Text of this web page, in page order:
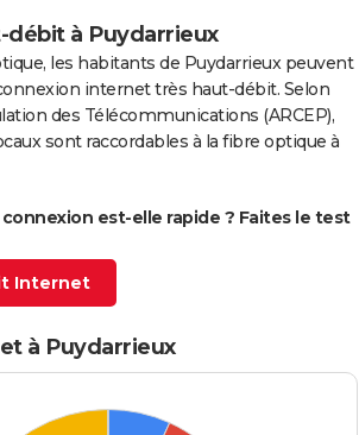
à Puydarrieux
les habitants de Puydarrieux peuvent
internet très haut-débit. Selon
des Télécommunications (ARCEP),
sont raccordables à la fibre optique à
est-elle rapide ? Faites le test
Internet
à Puydarrieux